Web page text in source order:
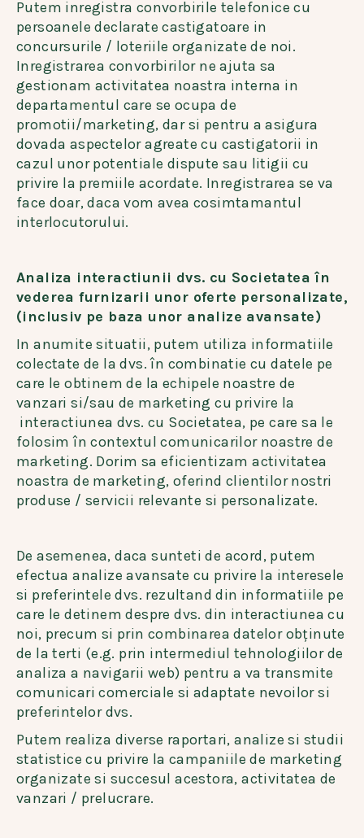
Putem inregistra convorbirile telefonice cu
persoanele declarate castigatoare in
concursurile / loteriile organizate de noi.
Inregistrarea convorbirilor ne ajuta sa
gestionam activitatea noastra interna in
departamentul care se ocupa de
promotii/marketing, dar si pentru a asigura
dovada aspectelor agreate cu castigatorii in
cazul unor potentiale dispute sau litigii cu
privire la premiile acordate. Inregistrarea se va
face doar, daca vom avea cosimtamantul
interlocutorului.
Analiza interactiunii dvs. cu Societatea în
vederea furnizarii unor oferte personalizate,
(inclusiv pe baza unor analize avansate)
In anumite situatii, putem utiliza informatiile
colectate de la dvs. în combinatie cu datele pe
care le obtinem de la echipele noastre de
vanzari si/sau de marketing cu privire la
interactiunea dvs. cu Societatea, pe care sa le
folosim în contextul comunicarilor noastre de
marketing. Dorim sa eficientizam activitatea
noastra de marketing, oferind clientilor nostri
produse / servicii relevante si personalizate.
De asemenea, daca sunteti de acord, putem
efectua analize avansate cu privire la interesele
si preferintele dvs. rezultand din informatiile pe
care le detinem despre dvs. din interactiunea cu
noi, precum si prin combinarea datelor obţinute
de la terti (e.g. prin intermediul tehnologiilor de
analiza a navigarii web) pentru a va transmite
comunicari comerciale si adaptate nevoilor si
preferintelor dvs.
Putem realiza diverse raportari, analize si studii
statistice cu privire la campaniile de marketing
organizate si succesul acestora, activitatea de
vanzari / prelucrare.